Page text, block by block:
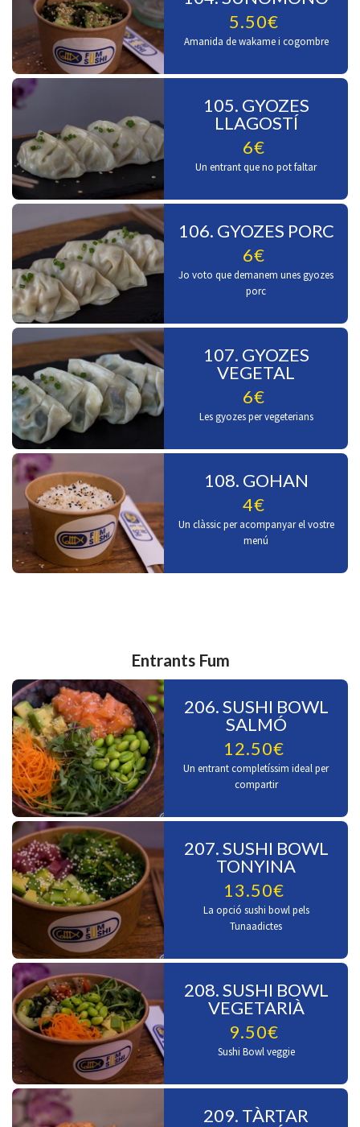
5.50€
Amanida de wakame i cogombre
105. GYOZES
LLAGOSTÍ
6€
Un entrant que no pot faltar
106. GYOZES PORC
6€
Jo voto que demanem unes gyozes
porc
107. GYOZES
VEGETAL
6€
Les gyozes per vegeterians
108. GOHAN
4€
Un clàssic per acompanyar el vostre
menú
Entrants Fum
206. SUSHI BOWL
SALMÓ
12.50€
Un entrant completíssim ideal per
compartir
207. SUSHI BOWL
TONYINA
13.50€
La opció sushi bowl pels
Tunaadictes
208. SUSHI BOWL
VEGETARIÀ
9.50€
Sushi Bowl veggie
209. TÀRTAR